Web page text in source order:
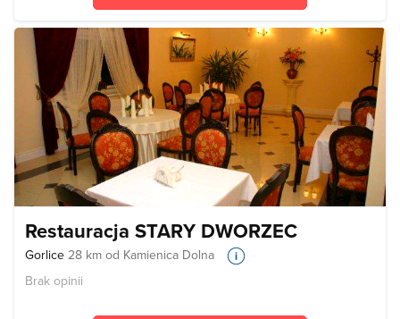
Restauracja STARY DWORZEC
Gorlice 28 km od Kamienica Dolna
Brak opinii